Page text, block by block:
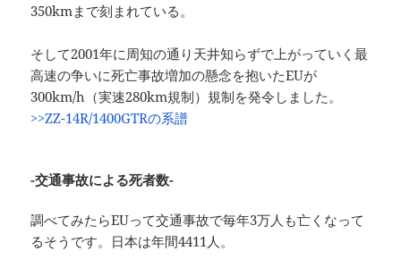
350kmまで刻まれている。
そして2001年に周知の通り天井知らずで上がっていく最
高速の争いに死亡事故増加の懸念を抱いたEUが
300km/h（実速280km規制）規制を発令しました。
>>ZZ-14R/1400GTRの系譜
-交通事故による死者数-
調べてみたらEUって交通事故で毎年3万人も亡くなって
るそうです。日本は年間4411人。